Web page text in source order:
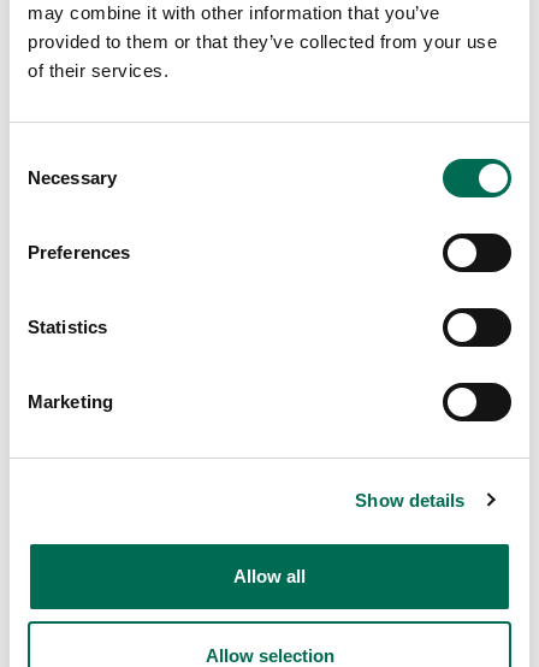
may combine it with other information that you’ve
provided to them or that they’ve collected from your use
of their services.
Selection
Necessary
Preferences
Statistics
Marketing
Show details
Allow all
Allow selection